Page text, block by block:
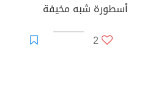
أسطورة شبه مخيفة
2